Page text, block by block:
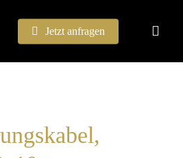
Jetzt anfragen